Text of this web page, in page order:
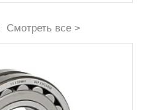
Смотреть все >